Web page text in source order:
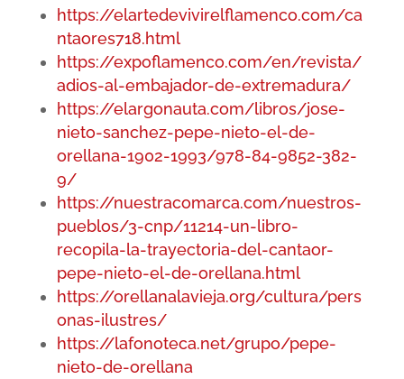
https://elartedevivirelflamenco.com/ca
ntaores718.html
https://expoflamenco.com/en/revista/
adios-al-embajador-de-extremadura/
https://elargonauta.com/libros/jose-
nieto-sanchez-pepe-nieto-el-de-
orellana-1902-1993/978-84-9852-382-
9/
https://nuestracomarca.com/nuestros-
pueblos/3-cnp/11214-un-libro-
recopila-la-trayectoria-del-cantaor-
pepe-nieto-el-de-orellana.html
https://orellanalavieja.org/cultura/pers
onas-ilustres/
https://lafonoteca.net/grupo/pepe-
nieto-de-orellana